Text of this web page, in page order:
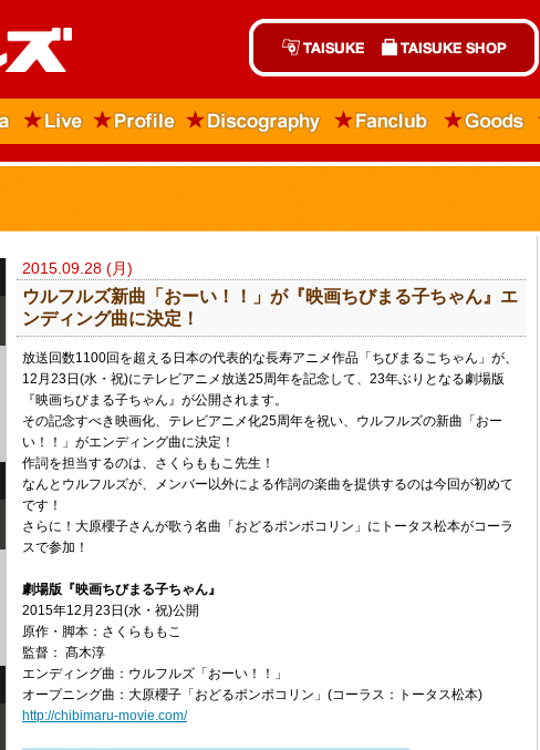
2015.09.28 (月)
ウルフルズ新曲「おーい！！」が『映画ちびまる子ちゃん』エ
ンディング曲に決定！
放送回数1100回を超える日本の代表的な長寿アニメ作品「ちびまるこちゃん」が、
12月23日(水・祝)にテレビアニメ放送25周年を記念して、23年ぶりとなる劇場版
『映画ちびまる子ちゃん』が公開されます。
その記念すべき映画化、テレビアニメ化25周年を祝い、ウルフルズの新曲「おー
い！！」がエンディング曲に決定！
作詞を担当するのは、さくらももこ先生！
なんとウルフルズが、メンバー以外による作詞の楽曲を提供するのは今回が初めて
です！
さらに！大原櫻子さんが歌う名曲「おどるポンポコリン」にトータス松本がコーラ
スで参加！
劇場版『映画ちびまる子ちゃん』
2015年12月23日(水・祝)公開
原作・脚本：さくらももこ
監督： 髙木淳
エンディング曲：ウルフルズ「おーい！！」
オープニング曲：大原櫻子「おどるポンポコリン」(コーラス：トータス松本)
http://chibimaru-movie.com/